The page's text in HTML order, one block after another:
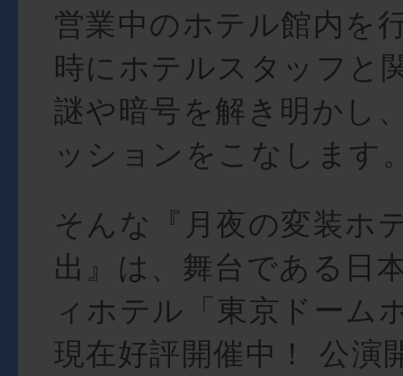
営業中のホテル館内を
時にホテルスタッフと
謎や暗号を解き明かし
ッションをこなします
そんな『月夜の変装ホ
出』は、舞台である日
ィホテル「東京ドーム
現在好評開催中！ 公演